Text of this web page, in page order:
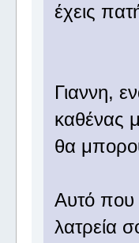
έχεις
Γιαννη,
καθένας
θα
Αυτό που
λατρεία